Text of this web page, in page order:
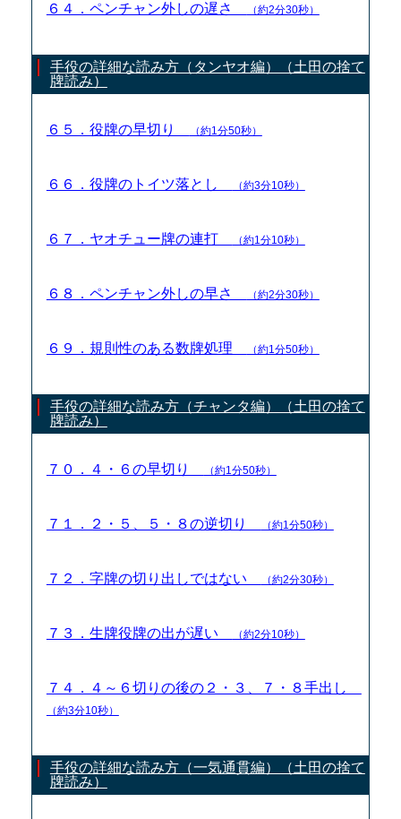
６４．ペンチャン外しの遅さ （約2分30秒）
手役の詳細な読み方（タンヤオ編）（土田の捨て
牌読み）
６５．役牌の早切り （約1分50秒）
６６．役牌のトイツ落とし （約3分10秒）
６７．ヤオチュー牌の連打 （約1分10秒）
６８．ペンチャン外しの早さ （約2分30秒）
６９．規則性のある数牌処理 （約1分50秒）
手役の詳細な読み方（チャンタ編）（土田の捨て
牌読み）
７０．４・６の早切り （約1分50秒）
７１．２・５、５・８の逆切り （約1分50秒）
７２．字牌の切り出しではない （約2分30秒）
７３．生牌役牌の出が遅い （約2分10秒）
７４．４～６切りの後の２・３、７・８手出し
（約3分10秒）
手役の詳細な読み方（一気通貫編）（土田の捨て
牌読み）